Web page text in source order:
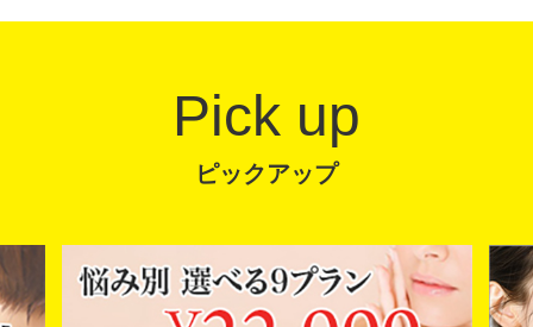
Pick up
ピックアップ